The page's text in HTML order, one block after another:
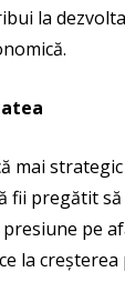
la
mai
fii pregătit
pe
la